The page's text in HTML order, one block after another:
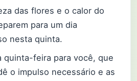
das flores e o calor do
para um dia
nesta quinta.
quinta-feira para você, que
o impulso necessário e as